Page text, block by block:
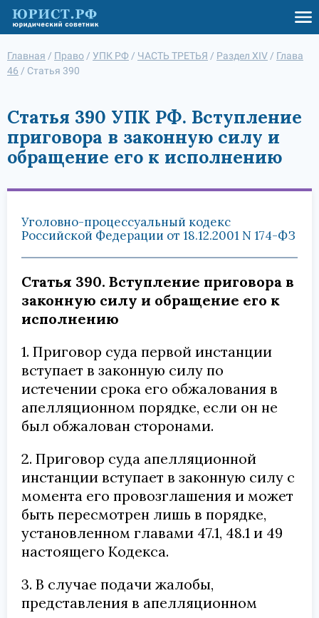
Главная / Право / УПК РФ / ЧАСТЬ ТРЕТЬЯ / Раздел XIV / Глава
46 / Статья 390
Статья 390 УПК РФ. Вступление
приговора в законную силу и
обращение его к исполнению
Уголовно-процессуальный кодекс
Российской Федерации от 18.12.2001 N 174-ФЗ
Статья 390. Вступление приговора в
законную силу и обращение его к
исполнению
1. Приговор суда первой инстанции
вступает в законную силу по
истечении срока его обжалования в
апелляционном порядке, если он не
был обжалован сторонами.
2. Приговор суда апелляционной
инстанции вступает в законную силу с
момента его провозглашения и может
быть пересмотрен лишь в порядке,
установленном главами 47.1, 48.1 и 49
настоящего Кодекса.
3. В случае подачи жалобы,
представления в апелляционном